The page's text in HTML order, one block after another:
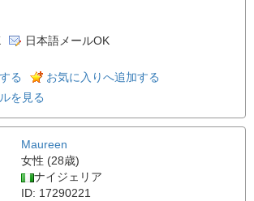
日本語メールOK
る
お気に入りへ追加する
を見る
Maureen
女性 (28歳)
ナイジェリア
ID: 17290221